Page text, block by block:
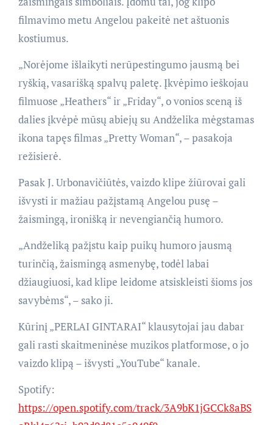
filmavimo metu Angelou pakeitė net aštuonis
kostiumus.
„Norėjome išlaikyti nerūpestingumo jausmą bei
ryškią, vasarišką spalvų paletę. Įkvėpimo ieškojau
filmuose „Heathers“ ir „Friday“, o vonios sceną iš
dalies įkvėpė mūsų abiejų su Andželika mėgstamas
ikona tapęs filmas „Pretty Woman“, – pasakoja
režisierė.
Pasak J. Urbonavičiūtės, vaizdo klipe žiūrovai gali
išvysti ir mažiau pažįstamą Angelou pusę –
žaismingą, ironišką ir nevengiančią humoro.
„Andželiką pažįstu kaip puikų humoro jausmą
turinčią, žaismingą asmenybę, todėl labai
džiaugiuosi, kad klipe leidome atsiskleisti šioms jos
savybėms“, – sako ji.
Kūrinį „PERLAI GINTARAI“ klausytojai jau dabar
gali rasti skaitmeninėse muzikos platformose, o jo
vaizdo klipą – išvysti „YouTube“ kanale.
Spotify:
https://open.spotify.com/track/3A9bK1jGCCk8aBS